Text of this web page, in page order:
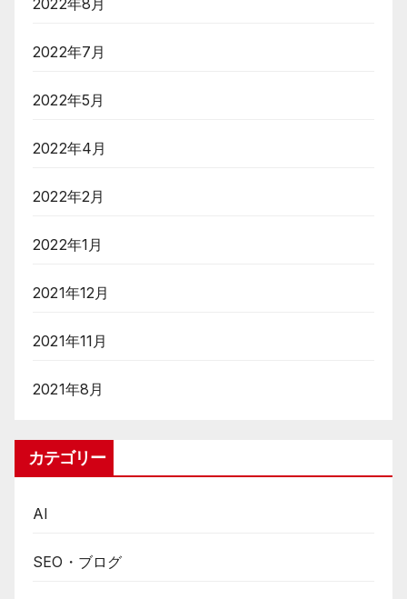
2022年7月
2022年5月
2022年4月
2022年2月
2022年1月
2021年12月
2021年11月
2021年8月
カテゴリー
AI
SEO・ブログ